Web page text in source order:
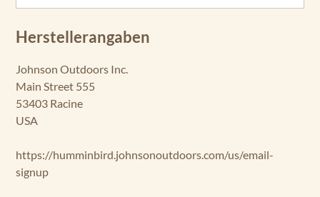
Herstellerangaben
Johnson Outdoors Inc.
Main Street 555
53403 Racine
USA
https://humminbird.johnsonoutdoors.com/us/email-
signup